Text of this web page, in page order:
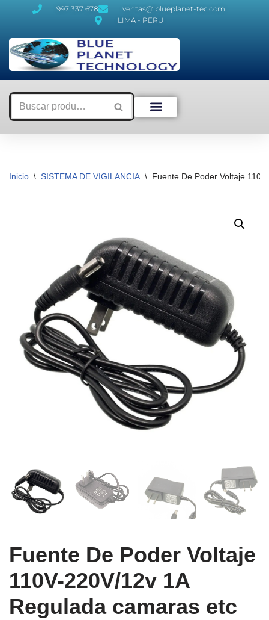
al
contenido
997 337 678
ventas@lblueplanet-tec.com
LIMA - PERU
Inicio \ SISTEMA DE VIGILANCIA \ Fuente De Poder Voltaje
Fuente De Poder Voltaje
110V-220V/12v 1A
Regulada camaras etc